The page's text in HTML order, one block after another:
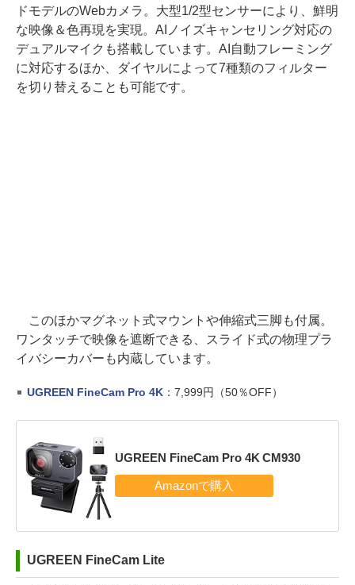
ドモデルのWebカメラ。大型1/2型センサーにより、鮮明
な映像＆色再現を実現。AIノイズキャンセリング対応の
デュアルマイクも搭載しています。AI自動フレーミング
に対応するほか、ダイヤルによって7種類のフィルター
を切り替えることも可能です。
このほかマグネット式マウントや伸縮式三脚も付属。
ワンタッチで映像を遮断できる、スライド式の物理プラ
イバシーカバーも内蔵しています。
UGREEN FineCam Pro 4K：7,999円（50％OFF）
UGREEN FineCam Pro 4K CM930
UGREEN FineCam Lite